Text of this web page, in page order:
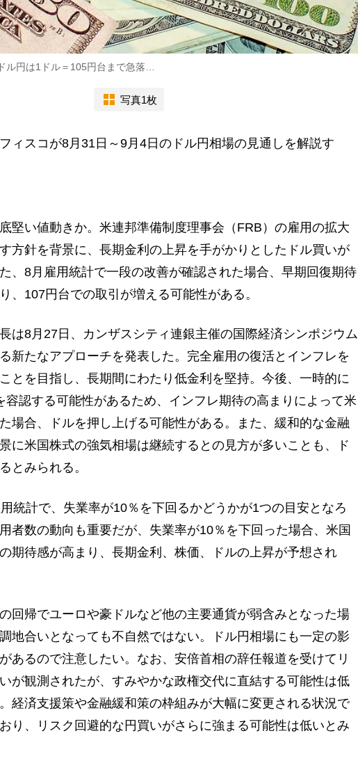
ル円は1ドル＝105円台まで急落…
写真1枚
ィスコが8月31日～9月4日のドル円相場の見通しを解説す
堅い値動きか。米連邦準備制度理事会（FRB）の雇用の拡大
方針を背景に、長期金利の上昇を手がかりとしたドル買いが
、8月雇用統計で一段の改善が確認された場合、早期回復期待
、107円台での取引が増える可能性がある。
は8月27日、カンザスシティ連銀主催の国際経済シンポジウム
新たなアプローチを発表した。完全雇用の復活とインフレを
とを目指し、長期間にわたり低金利を堅持。今後、一時的に
容認する可能性があるため、インフレ期待の高まりによって米
場合、ドルを押し上げる可能性がある。また、緩和的な金融
に米国株式の強気相場は継続するとの見方が多いことも、ド
とみられる。
統計で、失業率が10％を下回るかどうかが1つの目安となろ
者数の動向も重要だが、失業率が10％を下回った場合、米国
期待感が高まり、長期金利、株価、ドルの上昇が予想され
回帰でユーロや豪ドルなど他の主要通貨が弱含みとなった場
地合いとなっても不自然ではない。ドル円相場にも一定の影
あるので注意したい。なお、安倍首相の辞任報道を受けてリ
が観測されたが、すみやかな政権交代に直結する可能性は低
経済支援策や金融緩和策の枠組みが大幅に変更される状況で
り、リスク回避的な円買いがさらに強まる可能性は低いとみ